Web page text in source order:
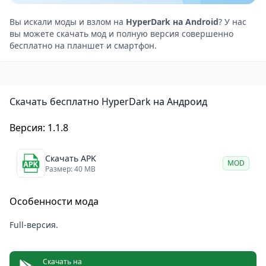
Использование Icon Pack’а невероятно просто.
После установки необходимо выбрать приложение
HyperDark в настройках вашего лаунчера. Система
автоматически заменит иконки, сохраняя
полную гибкость в управлении стилем смартфона.
Более 500 стилизованных иконок в темной
цветовой гамме.
Совместимость с популярными лаунчерами (Nova,
Минимальный размер приложения — не требует
много места в памяти.
иконок.
Вы искали моды и взлом на HyperDark на Android? У нас
вы можете скачать мод и полную версия совершенно
бесплатно на планшет и смартфон.
Скачать бесплатно HyperDark на Андроид
Версия: 1.1.8
Скачать APK
Размер: 40 MB
MOD
Особенности мода
Full-версия.
Скачать на